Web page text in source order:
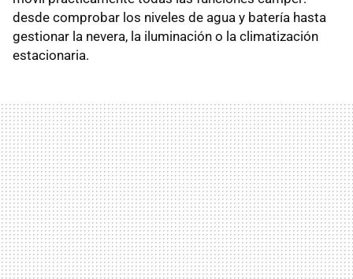
desde comprobar los niveles de agua y batería hasta
gestionar la nevera, la iluminación o la climatización
estacionaria.